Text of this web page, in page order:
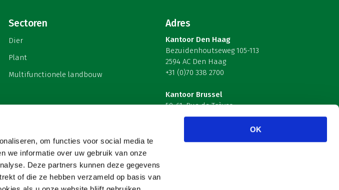
om functies voor social media te
we informatie over uw gebruik van onze
Deze partners kunnen deze gegevens
of die ze hebben verzameld op basis van
OK
Sectoren
Dier
Plant
Multifunctionele landbouw
Adres
Kantoor Den Haag
Bezuidenhoutseweg 105-113
2594 AC Den Haag
+31 (0)70 338 2700
Kantoor Brussel
59-61, Rue de Trèves
B-1040 Brussel – België
Volg ons